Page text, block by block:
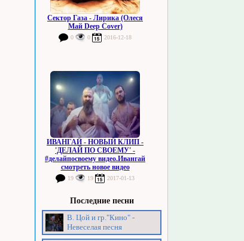
Сектор Газа - Лирика (Олеся
Май Deep Cover)
0 0 2016-12-18
ИВАНГАЙ - НОВЫЙ КЛИП -
'ДЕЛАЙ ПО СВОЕМУ' -
#делайпосвоему видео.Ивангай
смотреть новое видео
19 19 2017-01-13
Последние песни
В. Цой и гр."Кино" -
Невеселая песня